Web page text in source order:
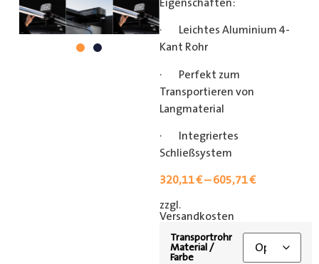
Eigenschaften:
· Leichtes Aluminium 4-
Kant Rohr
· Perfekt zum
Transportieren von
Langmaterial
· Integriertes
Schließsystem
320,11€–605,71€
zzgl.
Versandkosten
Transportrohr
Material /
Farbe